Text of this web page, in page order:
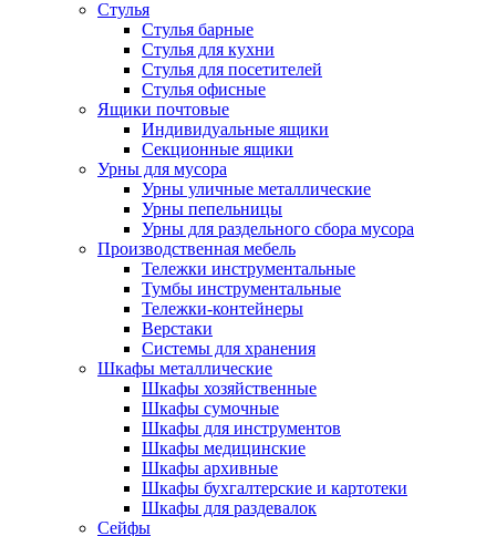
Стулья
Стулья барные
Стулья для кухни
Стулья для посетителей
Стулья офисные
Ящики почтовые
Индивидуальные ящики
Секционные ящики
Урны для мусора
Урны уличные металлические
Урны пепельницы
Урны для раздельного сбора мусора
Производственная мебель
Тележки инструментальные
Тумбы инструментальные
Тележки-контейнеры
Верстаки
Системы для хранения
Шкафы металлические
Шкафы хозяйственные
Шкафы сумочные
Шкафы для инструментов
Шкафы медицинские
Шкафы архивные
Шкафы бухгалтерские и картотеки
Шкафы для раздевалок
Сейфы